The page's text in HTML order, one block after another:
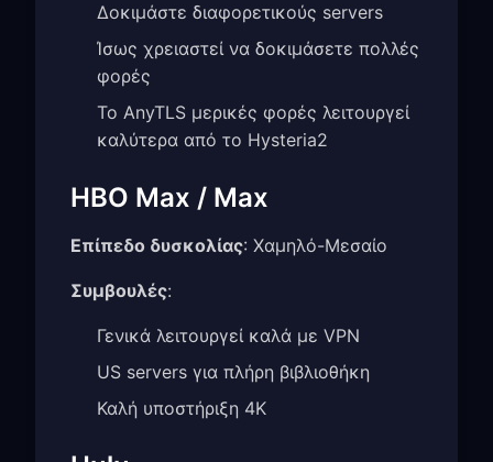
Δοκιμάστε διαφορετικούς servers
Ίσως χρειαστεί να δοκιμάσετε πολλές
φορές
Το AnyTLS μερικές φορές λειτουργεί
καλύτερα από το Hysteria2
HBO Max / Max
Επίπεδο δυσκολίας: Χαμηλό-Μεσαίο
Συμβουλές:
Γενικά λειτουργεί καλά με VPN
US servers για πλήρη βιβλιοθήκη
Καλή υποστήριξη 4K